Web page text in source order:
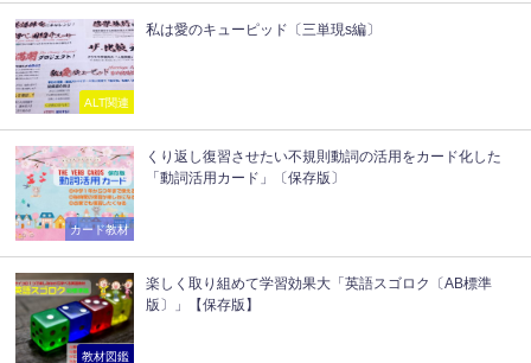
ALT関連
私は愛のキューピッド〔三単現s編〕
カード教材
くり返し復習させたい不規則動詞の活用をカード化した
「動詞活用カード」〔保存版〕
教材図鑑
楽しく取り組めて学習効果大「英語スゴロク〔AB標準
版〕」【保存版】